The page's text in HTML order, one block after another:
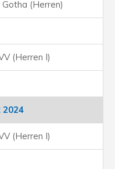
(Herren)
(Herren I)
2024
(Herren I)